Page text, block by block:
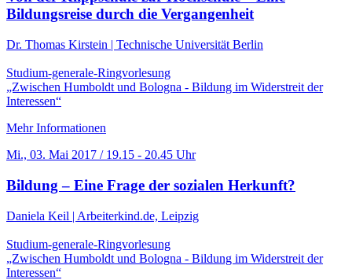
Bildungsreise durch die Vergangenheit
Dr. Thomas Kirstein | Technische Universität Berlin
Studium-generale-Ringvorlesung
„Zwischen Humboldt und Bologna - Bildung im Widerstreit der
Interessen“
Mehr Informationen
Mi., 03. Mai 2017 / 19.15 - 20.45 Uhr
Bildung – Eine Frage der sozialen Herkunft?
Daniela Keil | Arbeiterkind.de, Leipzig
Studium-generale-Ringvorlesung
„Zwischen Humboldt und Bologna - Bildung im Widerstreit der
Interessen“